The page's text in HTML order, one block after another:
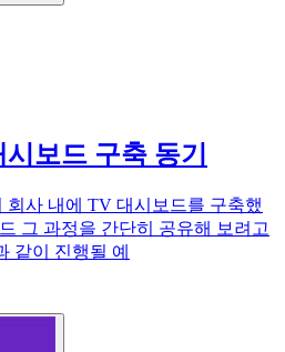
보드 구축 동기
회사 내에 TV 대시보드를 구축했
그 과정을 간단히 공유해 보려고
같이 진행될 예